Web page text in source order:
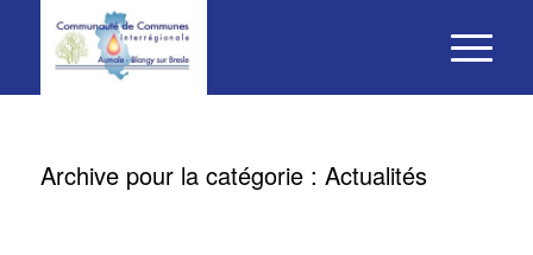
Archive pour la catégorie : Actualités